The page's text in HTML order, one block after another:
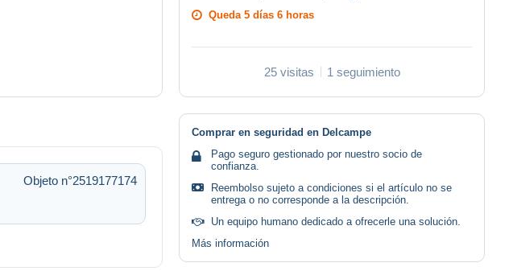
Queda 5 días 6 horas
25 visitas 1 seguimiento
Objeto n°2519177174
Comprar en seguridad en Delcampe
Pago seguro gestionado por nuestro socio de
confianza.
Reembolso sujeto a condiciones si el artículo no se
entrega o no corresponde a la descripción.
Un equipo humano dedicado a ofrecerle una solución.
Más información